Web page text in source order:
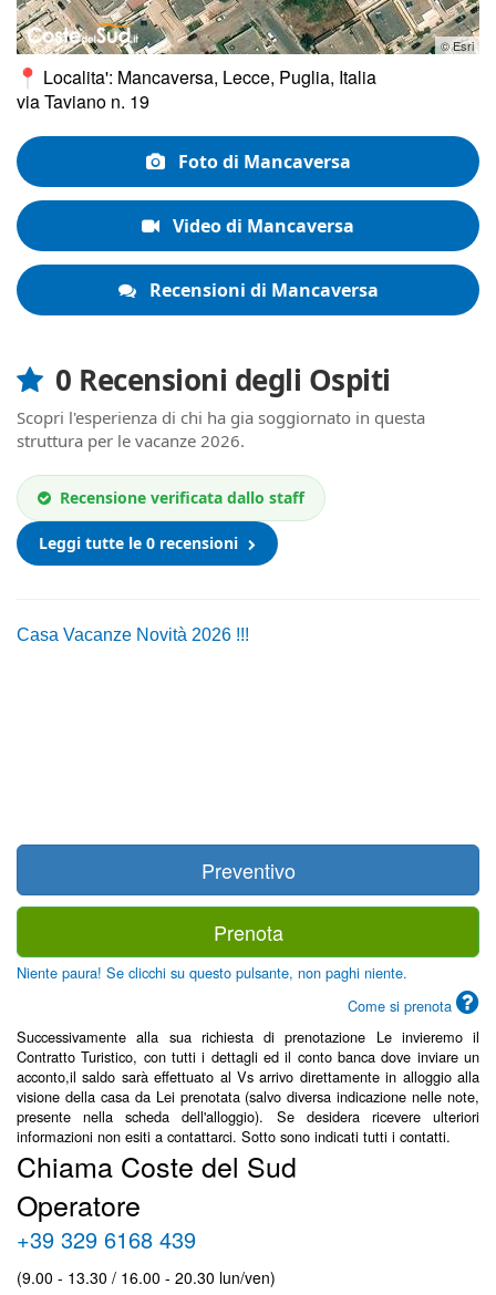
© Esri
Localita': Mancaversa, Lecce, Puglia, Italia
via Taviano n. 19
Foto di Mancaversa
Video di Mancaversa
Recensioni di Mancaversa
0 Recensioni degli Ospiti
Scopri l'esperienza di chi ha gia soggiornato in questa
struttura per le vacanze 2026.
Recensione verificata dallo staff
Leggi tutte le 0 recensioni
Casa Vacanze Novità 2026 !!!
Preventivo
Prenota
Niente paura! Se clicchi su questo pulsante, non paghi niente.
Come si prenota
Successivamente alla sua richiesta di prenotazione Le invieremo il
Contratto Turistico, con tutti i dettagli ed il conto banca dove inviare un
acconto,il saldo sarà effettuato al Vs arrivo direttamente in alloggio alla
visione della casa da Lei prenotata (salvo diversa indicazione nelle note,
presente nella scheda dell'alloggio). Se desidera ricevere ulteriori
informazioni non esiti a contattarci. Sotto sono indicati tutti i contatti.
Chiama Coste del Sud
Operatore
+39 329 6168 439
(9.00 - 13.30 / 16.00 - 20.30 lun/ven)